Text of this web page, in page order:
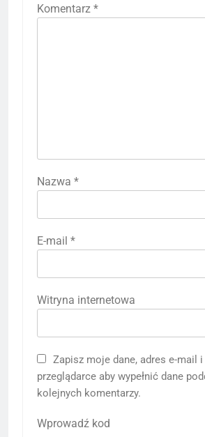
Komentarz *
Nazwa *
E-mail *
Witryna internetowa
Zapisz moje dane, adres e-mail
przeglądarce aby wypełnić dane
kolejnych komentarzy.
Wprowadź kod